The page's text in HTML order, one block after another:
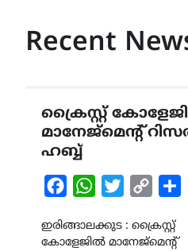
Recent
ക്രൈസ്റ്റ്
മാനേജ്മെന്റ്
ഹബ്ബ്
FacebookWhatsAppTwitterCopy
ഇരിങ്ങാലക്കുട : ക്രൈസ്റ്റ്
കോളേജിൽ മാനേജ്മെന്റ്